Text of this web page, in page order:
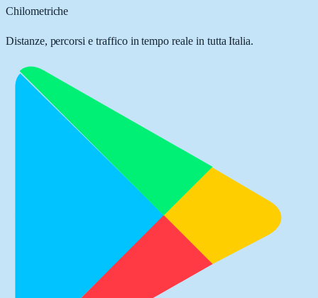
Chilometriche
Distanze, percorsi e traffico in tempo reale in tutta Italia.